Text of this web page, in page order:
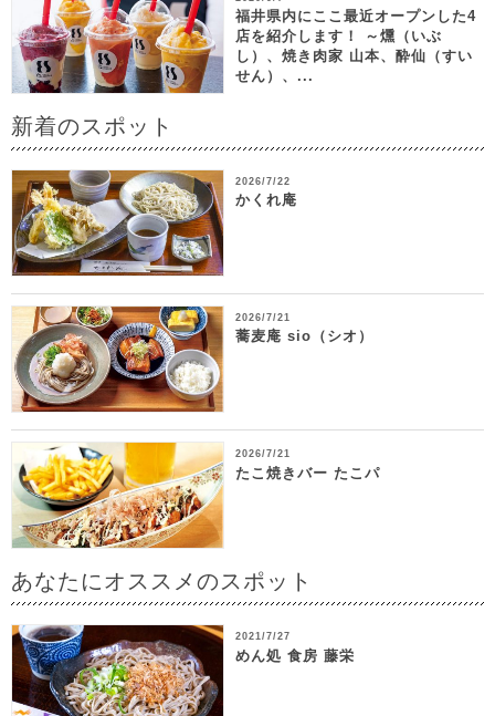
福井県内にここ最近オープンした4
店を紹介します！ ～燻（いぶ
し）、焼き肉家 山本、酔仙（すい
せん）、...
新着のスポット
2026/7/22
かくれ庵
2026/7/21
蕎麦庵 sio（シオ）
2026/7/21
たこ焼きバー たこパ
あなたにオススメのスポット
2021/7/27
めん処 食房 藤栄